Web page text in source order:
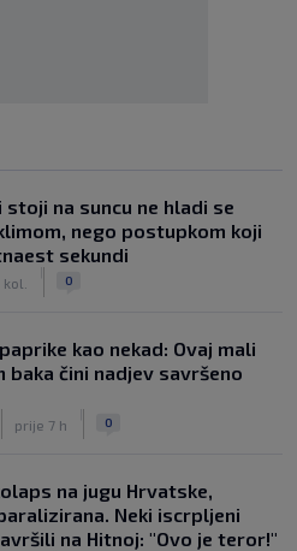
stoji na suncu ne hladi se
nego postupkom koji
sekundi
kol. 0
kao nekad: Ovaj mali
baka čini nadjev savršeno
prije 7 h 0
na jugu Hrvatske,
Neki iscrpljeni
na Hitnoj: "Ovo je teror!"